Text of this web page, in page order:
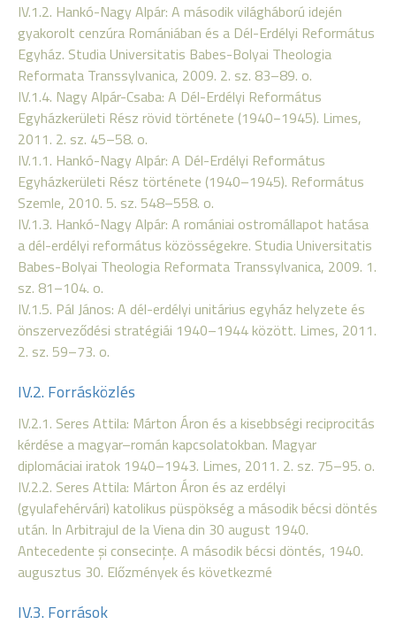
IV.1.2. Hankó-Nagy Alpár: A második világháború idején
gyakorolt cenzúra Romániában és a Dél-Erdélyi Református
Egyház. Studia Universitatis Babes-Bolyai Theologia
Reformata Transsylvanica, 2009. 2. sz. 83–89. o.
IV.1.4. Nagy Alpár-Csaba: A Dél-Erdélyi Református
Egyházkerületi Rész rövid története (1940−1945). Limes,
2011. 2. sz. 45–58. o.
IV.1.1. Hankó-Nagy Alpár: A Dél-Erdélyi Református
Egyházkerületi Rész története (1940–1945). Református
Szemle, 2010. 5. sz. 548–558. o.
IV.1.3. Hankó-Nagy Alpár: A romániai ostromállapot hatása
a dél-erdélyi református közösségekre. Studia Universitatis
Babes-Bolyai Theologia Reformata Transsylvanica, 2009. 1.
sz. 81–104. o.
IV.1.5. Pál János: A dél-erdélyi unitárius egyház helyzete és
önszerveződési stratégiái 1940–1944 között. Limes, 2011.
2. sz. 59–73. o.
IV.2. Forrásközlés
IV.2.1. Seres Attila: Márton Áron és a kisebbségi reciprocitás
kérdése a magyar–román kapcsolatokban. Magyar
diplomáciai iratok 1940–1943. Limes, 2011. 2. sz. 75–95. o.
IV.2.2. Seres Attila: Márton Áron és az erdélyi
(gyulafehérvári) katolikus püspökség a második bécsi döntés
után. In Arbitrajul de la Viena din 30 august 1940.
Antecedente şi consecinţe. A második bécsi döntés, 1940.
augusztus 30. Előzmények és következmé
IV.3. Források